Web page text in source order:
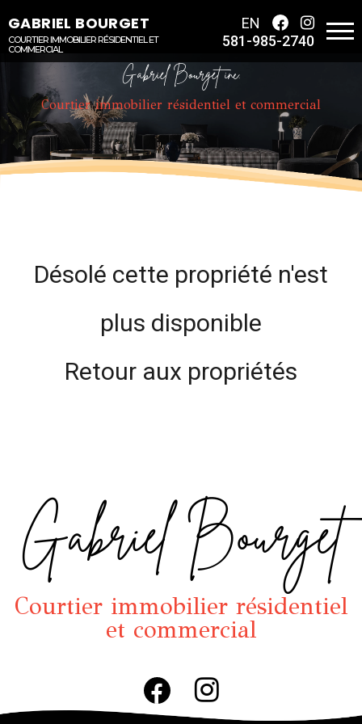
GABRIEL BOURGET
COURTIER IMMOBILIER RÉSIDENTIEL ET
COMMERCIAL
EN
581-985-2740
Gabriel Bourget inc.
Courtier immobilier résidentiel et commercial
Désolé cette propriété n'est
plus disponible
Retour aux propriétés
Gabriel Bourget
Courtier immobilier résidentiel
et commercial